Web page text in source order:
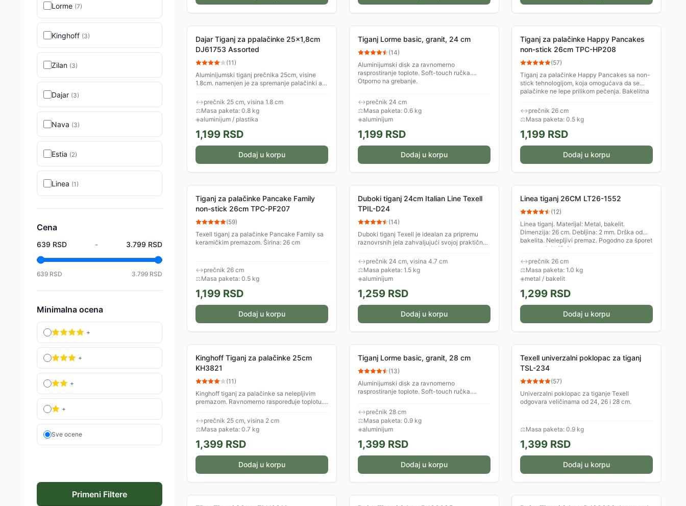
Lorme (7)
Kinghoff (3)
Zilan (3)
Dajar (3)
Nava (3)
Estia (2)
Linea (1)
Cena
639 RSD - 3.799 RSD
639 RSD 3.799 RSD
Minimalna ocena
+
+
+
+
Sve ocene
Primeni Filtere
Dajar Tiganj za ppalačinke 25x1,8cm
DJ61753 Assorted
(11)
Aluminijumski tiganj prečnika 25cm, visine
1.8cm. namenjen je za spremanje palačinki ali i
↔prečnik 25 cm, visina 1.8 cm
⚖Masa paketa: 0.8 kg
◈aluminijum / plastika
1,199 RSD
Dodaj u korpu
Tiganj Lorme basic, granit, 24 cm
(14)
Aluminijumski disk za ravnomerno
rasprostiranje toplote. Soft-touch ručka.
Otporno na grebanje.
↔prečnik 24 cm
⚖Masa paketa: 0.6 kg
◈aluminijum
1,199 RSD
Dodaj u korpu
Tiganj za palačinke Happy Pancakes
non-stick 26cm TPC-HP208
(57)
Tiganj za palačinke Happy Pancakes sa non-
stick tehnologijom, koja omogućava da se
palačinke ne lepe prilikom pečenja. Bakelitna
↔prečnik 26 cm
⚖Masa paketa: 0.5 kg
1,199 RSD
Dodaj u korpu
Tiganj za palačinke Pancake Family
non-stick 26cm TPC-PF207
(59)
Texell tiganj za palačinke Pancake Family sa
keramičkim premazom. Širina: 26 cm
↔prečnik 26 cm
⚖Masa paketa: 0.5 kg
1,199 RSD
Dodaj u korpu
Duboki tiganj 24cm Italian Line Texell
TPIL-D24
(14)
Duboki tiganj Texell je idealan za pripremu
raznovrsnih jela zahvaljujući svojoj praktičnoj
4.7 cm, ovaj...
↔prečnik 24 cm, visina 4.7 cm
⚖Masa paketa: 1.5 kg
◈aluminijum
1,259 RSD
Dodaj u korpu
Linea tiganj 26CM LT26-1552
(12)
Linea tiganj. Materijal: Metal, bakelit.
Dimenzija: 26 cm. Debljina: 2 mm. Drška od
bakelita. Nelepljivi premaz. Pogodno za šporet
na gas, električni...
↔prečnik 26 cm
⚖Masa paketa: 1.0 kg
◈metal / bakelit
1,299 RSD
Dodaj u korpu
Kinghoff Tiganj za palačinke 25cm
KH3821
(11)
Kinghoff tiganj za palačinke sa nelepljivim
premazom. Ravnomerno raspoređuje toplotu.
↔prečnik 25 cm, visina 2 cm
⚖Masa paketa: 0.7 kg
1,399 RSD
Dodaj u korpu
Tiganj Lorme basic, granit, 28 cm
(13)
Aluminijumski disk za ravnomerno
rasprostiranje toplote. Soft-touch ručka.
↔prečnik 28 cm
⚖Masa paketa: 0.9 kg
◈aluminijum
1,399 RSD
Dodaj u korpu
Texell univerzalni poklopac za tiganj
TSL-234
(57)
Univerzalni poklopac za tiganje Texell
odgovara veličinama od 24, 26 i 28 cm.
⚖Masa paketa: 0.9 kg
1,399 RSD
Dodaj u korpu